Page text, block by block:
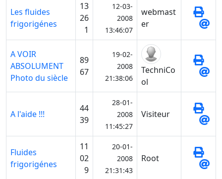
Les fluides
frigorigénes
13
26
1
12-03-
2008
13:46:07
webmast
er
A VOIR
ABSOLUMENT
Photo du siècle
89
67
19-02-
2008
21:38:06
TechniCo
ol
A l'aide !!!
44
39
28-01-
2008
11:45:27
Visiteur
Fluides
frigorigénes
11
02
9
20-01-
2008
21:31:43
Root